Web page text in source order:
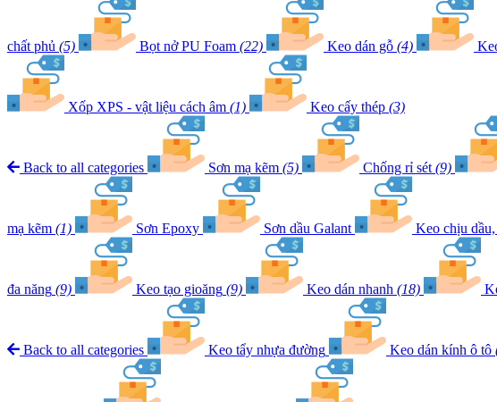
chất phủ (5) Bọt nở PU Foam (22) Keo dán gỗ (4)
Xốp XPS - vật liệu cách âm (1) Keo cấy thép (3)
Back to all categories Sơn mạ kẽm (5) Chống rỉ sét (9)
mạ kẽm (1) Sơn Epoxy Sơn dầu Galant Keo chịu
đa năng (9) Keo tạo gioăng (9) Keo dán nhanh (18)
Back to all categories Keo tẩy nhựa đường Keo dán kính ô tô